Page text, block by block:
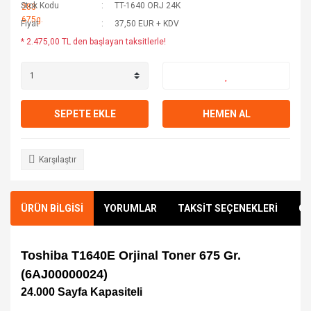
Stok Kodu
TT-1640 ORJ 24K
Fiyat
37,50 EUR + KDV
* 2.475,00 TL den başlayan taksitlerle!
SEPETE EKLE HEMEN AL
Karşılaştır
ÜRÜN BİLGİSİ YORUMLAR TAKSİT SEÇENEKLERİ
Toshiba T1640E Orjinal Toner 675 Gr.
(6AJ00000024)
24.000 Sayfa Kapasiteli